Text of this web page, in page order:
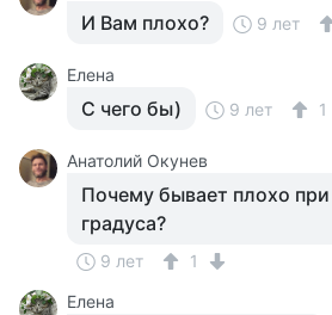
И Вам плохо? 9 лет
Елена
С чего бы) 9 лет 1
Анатолий Окунев
Почему бывает плохо
градуса?
9 лет
1
Елена